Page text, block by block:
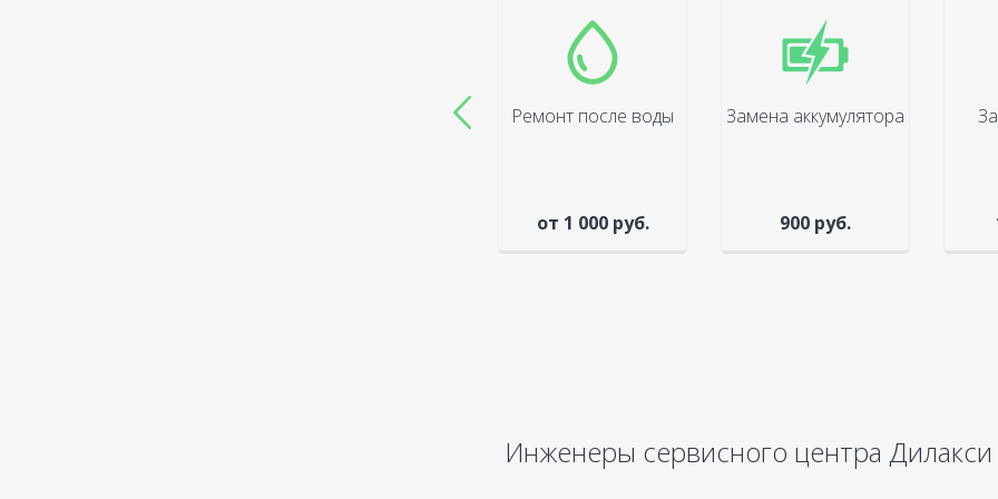
Ремонт после воды
от 1 000 руб.
Замена аккумулятора
900 руб.
Инженеры сервисного центра Дилакси